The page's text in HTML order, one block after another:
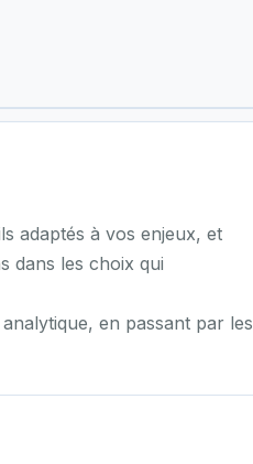
adaptés à vos enjeux, et
dans les choix qui
en passant par les